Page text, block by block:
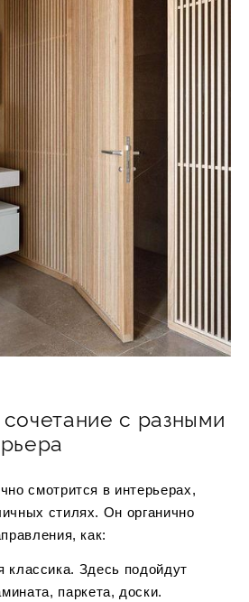
с разными
смотрится в интерьерах,
стилях. Он органично
как:
классика. Здесь подойдут
паркета, доски.